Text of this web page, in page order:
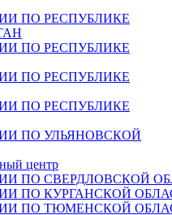
ПО РЕСПУБЛИКЕ
ПО РЕСПУБЛИКЕ
ПО РЕСПУБЛИКЕ
ПО РЕСПУБЛИКЕ
ПО УЛЬЯНОВСКОЙ
центр
ПО СВЕРДЛОВСКОЙ
ПО КУРГАНСКОЙ
ПО ТЮМЕНСКОЙ